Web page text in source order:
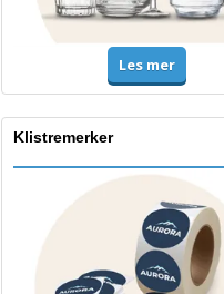
Les mer
Klistremerker